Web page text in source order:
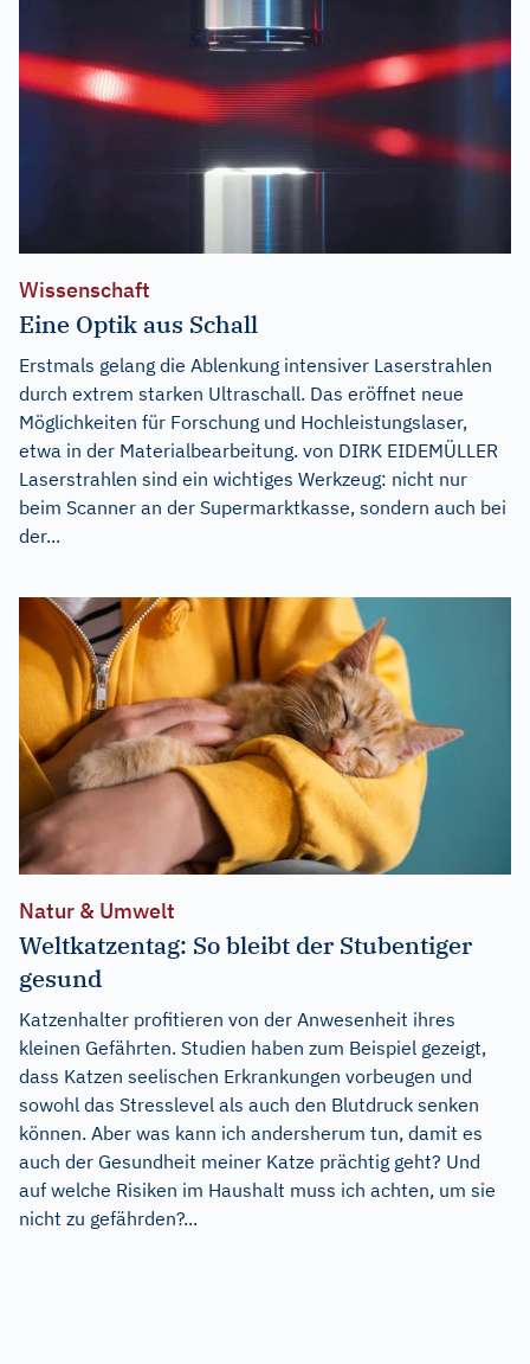
Wissenschaft
Eine Optik aus Schall
Erstmals gelang die Ablenkung intensiver Laserstrahlen
durch extrem starken Ultraschall. Das eröffnet neue
Möglichkeiten für Forschung und Hochleistungslaser,
etwa in der Materialbearbeitung. von DIRK EIDEMÜLLER
Laserstrahlen sind ein wichtiges Werkzeug: nicht nur
beim Scanner an der Supermarktkasse, sondern auch bei
der...
Natur & Umwelt
Weltkatzentag: So bleibt der Stubentiger
gesund
Katzenhalter profitieren von der Anwesenheit ihres
kleinen Gefährten. Studien haben zum Beispiel gezeigt,
dass Katzen seelischen Erkrankungen vorbeugen und
sowohl das Stresslevel als auch den Blutdruck senken
können. Aber was kann ich andersherum tun, damit es
auch der Gesundheit meiner Katze prächtig geht? Und
auf welche Risiken im Haushalt muss ich achten, um sie
nicht zu gefährden?...